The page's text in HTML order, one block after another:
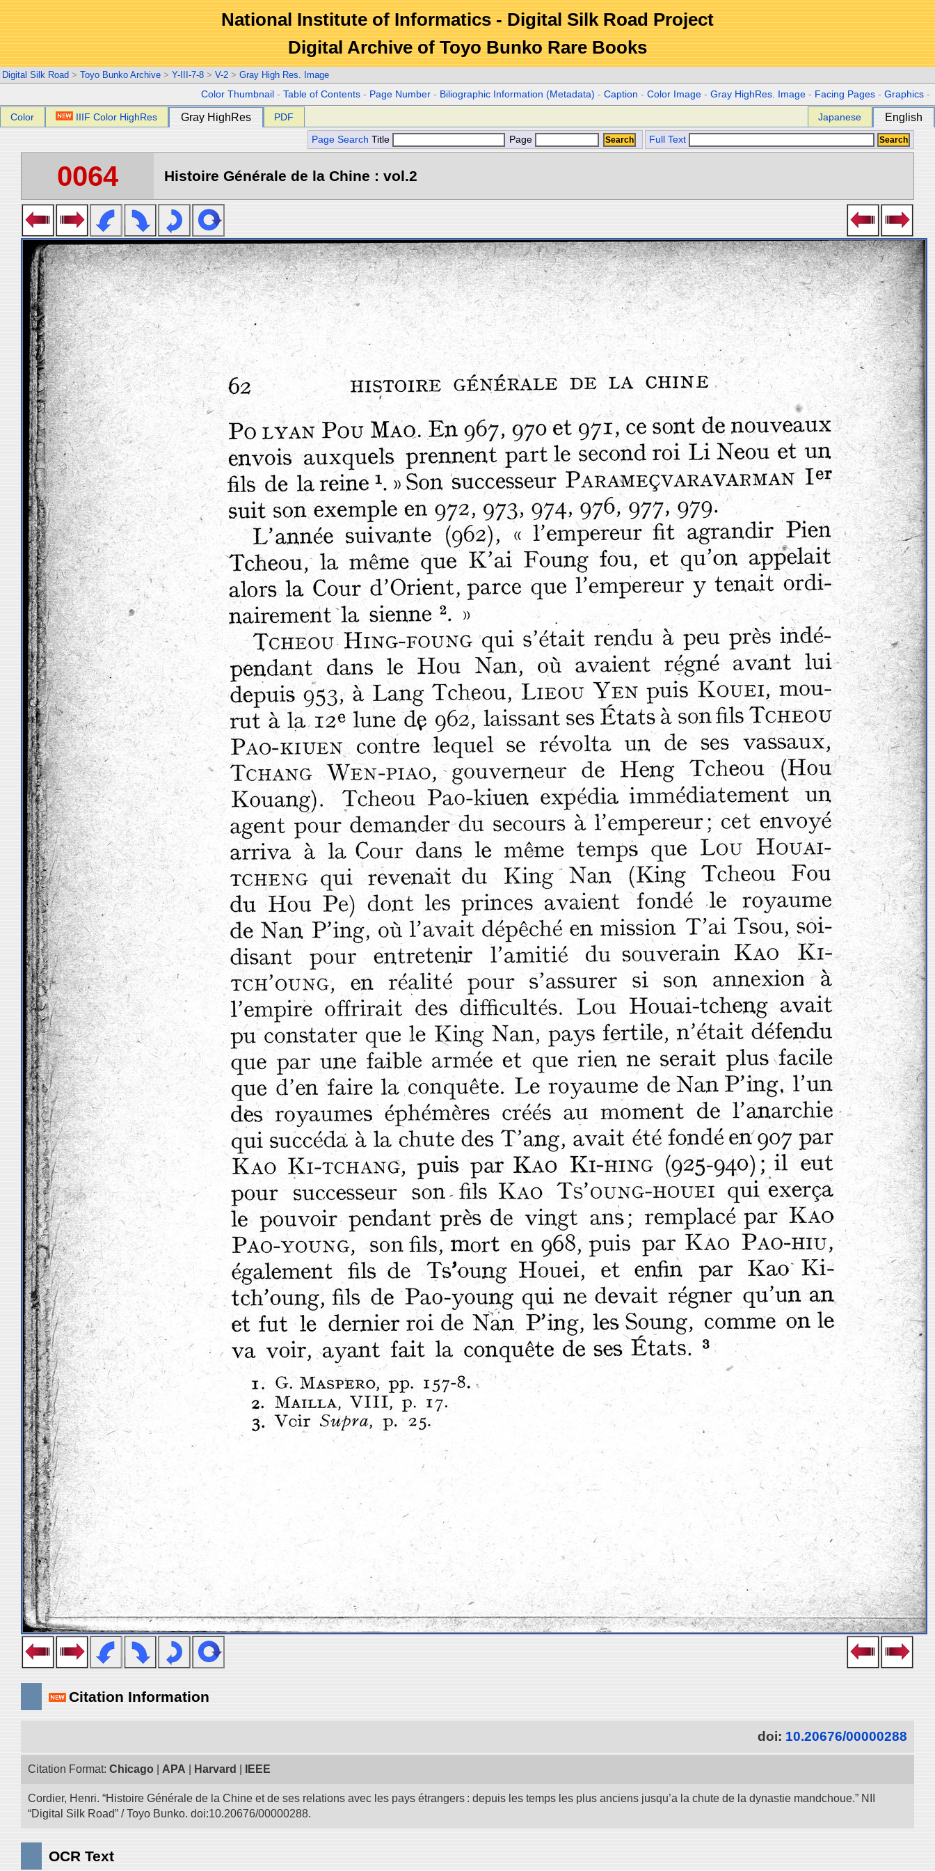
National Institute of Informatics - Digital Silk Road Project
Digital Archive of Toyo Bunko Rare Books
Digital Silk Road > Toyo Bunko Archive > Y-III-7-8 > V-2 > Gray High Res. Image
Color Thumbnail -Table of Contents - Page Number - Biliographic Information (Metadata) -Caption -Color Image -Gray HighRes. Image - Facing Pages -Graphics -
Color IIIF Color HighRes Gray HighRes PDF Japanese English
Page Search Title Page Full Text
0064 Histoire Générale de la Chine : vol.2
Citation Information
doi: 10.20676/00000288
Citation Format: Chicago APA Harvard IEEE
Cordier, Henri. “Histoire Générale de la Chine et de ses relations avec les pays étrangers : depuis les temps les plus anciens jusqu’a la chute de la dynastie mandchoue.” NII
“Digital Silk Road” / Toyo Bunko. doi:10.20676/00000288.
OCR Text